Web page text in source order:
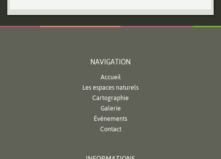
NAVIGATION
Accueil
Les espaces naturels
Cartographie
Galerie
Événements
Contact